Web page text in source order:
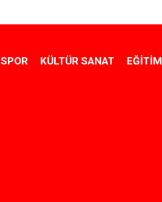
SPOR KÜLTÜR SANAT EĞITIM